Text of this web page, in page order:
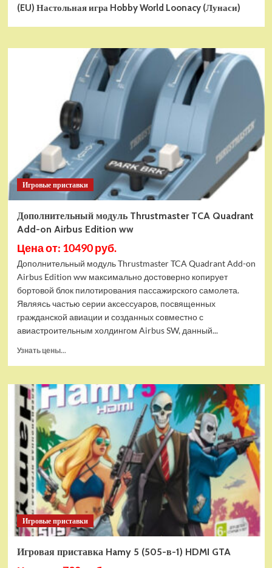
(EU) Настольная игра Hobby World Loonacy (Лунаси)
Игровые приставки
Дополнительный модуль Thrustmaster TCA Quadrant
Add-on Airbus Edition ww
Цена от: 10490 руб.
Дополнительный модуль Thrustmaster TCA Quadrant Add-on
Airbus Edition ww максимально достоверно копирует
бортовой блок пилотирования пассажирского самолета.
Являясь частью серии аксессуаров, посвященных
гражданской авиации и созданных совместно с
авиастроительным холдингом Airbus SW, данный...
Узнать цены...
Дополнительный
модуль
Thrustmaster
Quadrant
Add-
on
Airbus
Edition
ww
Игровые приставки
Игровая приставка Hamy 5 (505-в-1) HDMI GTA